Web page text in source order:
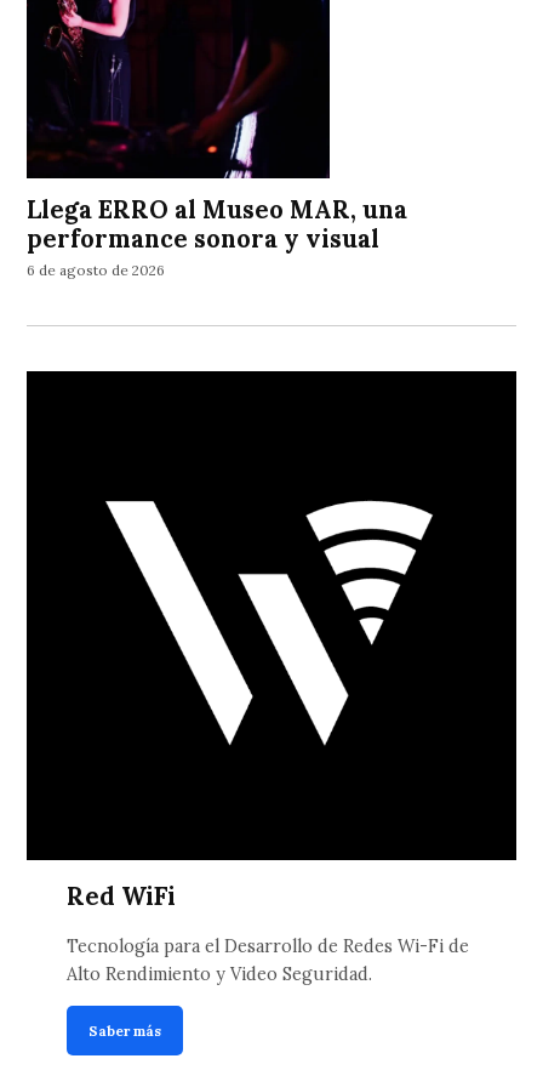
Llega ERRO al Museo MAR, una
performance sonora y visual
6 de agosto de 2026
Red WiFi
Tecnología para el Desarrollo de Redes Wi-Fi de
Alto Rendimiento y Video Seguridad.
Saber más